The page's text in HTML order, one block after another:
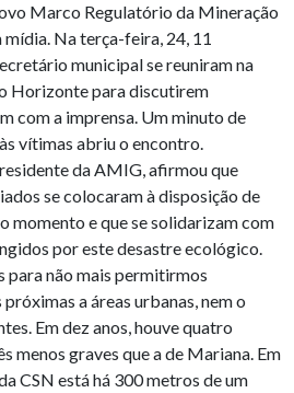
Marco Regulatório da Mineração
mídia. Na terça-feira, 24, 11
municipal se reuniram na
Horizonte para discutirem
com a imprensa. Um minuto de
vítimas abriu o encontro.
da AMIG, afirmou que
se colocaram à disposição de
momento e que se solidarizam com
por este desastre ecológico.
para não mais permitirmos
a áreas urbanas, nem o
Em dez anos, houve quatro
menos graves que a de Mariana. Em
CSN está há 300 metros de um